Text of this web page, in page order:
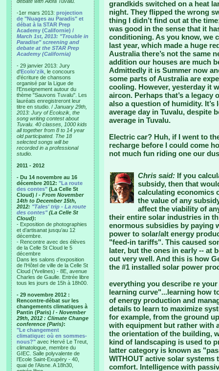
-1er mars 2013: projection
de "Nuages au Paradis" et
débat à la STAR Prep
Academy (Californie) /
March 1st, 2013: "Trouble in
Paradise" screening and
debate at the STAR Prep
Academy (California)
- 29 janvier 2013: Jury
d'Ecolo'zik , le concours
d'écriture de chansons
organisé par la Ligue de
l'Enseignement autour du
thème "Sauvons Tuvalu". Les
lauréats enregistreront leur
titre en studio. / January 29th,
2013: Jury of Ecolozik, the
song writing contest about
Tuvalu. 40 classes, 1000 kids
all together from 8 to 14 year
old participated. The 18
selected songs will be
recorded in a professional
studio.
2011 - 2012
- Du 14 novembre au 16
décembre 2012: "La route
des contes" (La Celle St
Cloud) / - From November
14th to December 15th,
2012: "Tales' trip - La route
des contes"(La Celle St
Cloud):
- Exposition de photographies
et d’artisanat jusqu’au 12
décembre.
- Rencontre avec des élèves
de la Celle St Cloud le 5
décembre
Dans les salons d’exposition
de l’Hôtel de ville de la Celle St
Cloud (Yvelines) - 8E, avenue
Charles de Gaulle. Entrée libre
tous les jours de 15h à 18h00.
- 29 novembre 2012 :
Rencontre-débat sur les
changements climatiques à
Pantin (Paris) / - November
29th, 2012 : Climate Change
conference (Paris):
"Le changement
climatique: où en sommes-
nous?" avec Hervé Le Treut,
climatologue, membre du
GIEC. Salle polyvalente de
l’Ecole Saint-Exupéry - 40,
quai de l’Aisne. A 18h30,
grandkids switched on a heat
night. They flipped the wrong
thing I didn’t find out at the
was good in the sense that it
conditioning. As you know, we
last year, which made a huge
Australia there’s not the same
addition our houses are much
Admittedly it is Summer now
some parts of Australia are
cooling. However, yesterday it
aircon. Perhaps that’s a legacy
also a question of humidity.
average day in Tuvalu, despite
average in Tuvalu.
Electric car? Huh, if I went to
recharge before I could come
not much fun riding one our
Chris said: If you
subsidy, then that
calculating economics
the value of any
affect the viability of
their entire solar industries in
enormous subsidies by paying
power to solar/alt energy
"feed-in tariffs". This caused
later, but the ones in early -- at
out very well. And this is how
the #1 installed solar power
everything you describe re
learning curve"...learning how
of energy production and
details to learn to maximize
for example, from the ground
with equipment but rather with
the orientation of the building,
kind of landscaping is used to
latter category is known as
WITHOUT active solar
comfort. Intelligence with